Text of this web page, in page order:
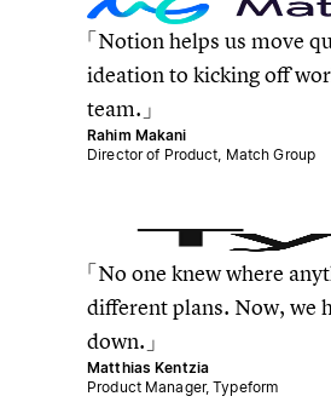
Notion helps us move
ideation to kicking off
team.
Rahim Makani
Director of Product, Match Group
No one knew where
different plans. Now, we
down.
Matthias Kentzia
Product Manager, Typeform